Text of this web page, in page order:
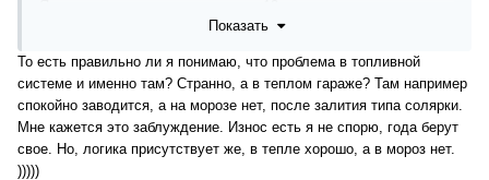
не ждал , ну морозов можно сказать и небыло , а в этом
морозов небольших , пока не подсказали , в блоке
управления кондеры , в итоге заменил блок и машина
заводится снова хорошо в холод , как обьяснил человек
ремонтирующий топливную аппаратуру и ездящий сам на
мыле , умирают конденсаторы простые боченки , свой еще
Показать
То есть правильно ли я понимаю, что проблема в топливной
системе и именно там? Странно, а в теплом гараже? Там например
спокойно заводится, а на морозе нет, после залития типа солярки.
Мне кажется это заблуждение. Износ есть я не спорю, года берут
свое. Но, логика присутствует же, в тепле хорошо, а в мороз нет.
)))))